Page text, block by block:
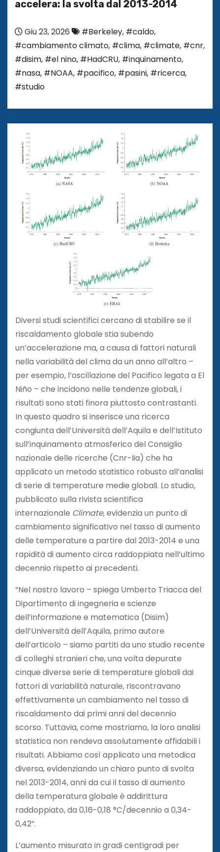
accelera: la svolta dal 2013-2014
Giu 23, 2026 #Berkeley, #caldo,
#cambiamento climato, #clima, #climate, #cnr,
#disim, #el nino, #HadCRU, #inquinamento,
#nasa, #NOAA, #pacifico, #pasini, #ricerca,
#studio
Diversi studi scientifici cercano di stabilire se il
riscaldamento globale stia subendo
un’accelerazione ma, a causa di fattori naturali
nella variabilità del clima da un anno all’altro –
per esempio, l’oscillazione del Pacifico legata a El
Niño – che incidono nelle tendenze globali, i
risultati sono stati finora piuttosto contrastanti.
In questo quadro si inserisce una ricerca
congiunta dell’Università dell’Aquila e dell’Istituto
sull’inquinamento atmosferico del Consiglio
nazionale delle ricerche (Cnr-Iia) che ha
applicato un metodo statistico robusto all’analisi
di serie di temperature medie globali. Lo studio,
pubblicato sulla rivista scientifica
internazionale Climate, evidenzia un punto di
cambiamento significativo nel tasso di aumento
delle temperature a partire dal 2013-2014 e una
rapidità di aumento circa raddoppiata nell’ultimo
decennio rispetto ai precedenti.
“Nel nostro lavoro – spiega Umberto Triacca del
Dipartimento di ingegneria e scienze
dell’informazione e matematica (Disim)
dell’Università dell’Aquila, primo autore
dell’articolo – siamo partiti da uno studio recente
di colleghi stranieri che, una volta depurate
cinque diverse serie di temperature globali dai
fattori di variabilità naturale, riscontravano
effettivamente un cambiamento nel tasso di
riscaldamento dai primi anni del decennio
scorso. Tuttavia, come mostriamo, la loro analisi
statistica non rendeva assolutamente affidabili i
risultati. Abbiamo così applicato una metodica
diversa, evidenziando un chiaro punto di svolta
nel 2013-2014, anni da cui il tasso di aumento
della temperatura globale è addirittura
raddoppiato, da 0,16-0,18 °C/decennio a 0,34-
0,42”.
L’aumento misurato in gradi centigradi per